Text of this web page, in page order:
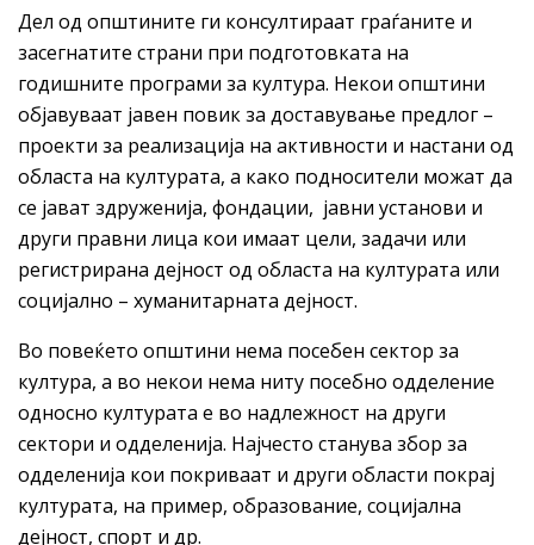
Дел од општините ги консултираат граѓаните и
засегнатите страни при подготовката на
годишните програми за култура. Некои општини
објавуваaт јавен повик за доставување предлог –
проекти за реализација на активности и настани од
областа на културата, а како подносители можат да
се јават здруженија, фондации, јавни установи и
други правни лица кои имаат цели, задачи или
регистрирана дејност од областа на културата или
социјално – хуманитарната дејност.
Во повеќето општини нема посебен сектор за
култура, а во некои нема ниту посебно одделение
односно културата е во надлежност на други
сектори и одделенија. Најчесто станува збор за
одделенија кои покриваат и други области покрај
културата, на пример, образование, социјална
дејност, спорт и др.